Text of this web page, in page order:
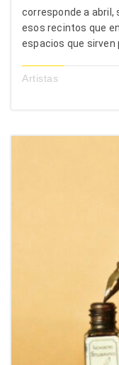
corresponde a abril,
esos recintos que
espacios que sirven
Artistas